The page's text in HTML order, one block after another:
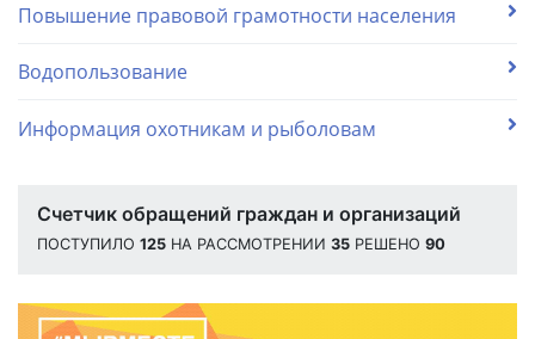
Повышение правовой грамотности населения
Водопользование
Информация охотникам и рыболовам
Счетчик обращений граждан и организаций
ПОСТУПИЛО 125 НА РАССМОТРЕНИИ 35 РЕШЕНО 90